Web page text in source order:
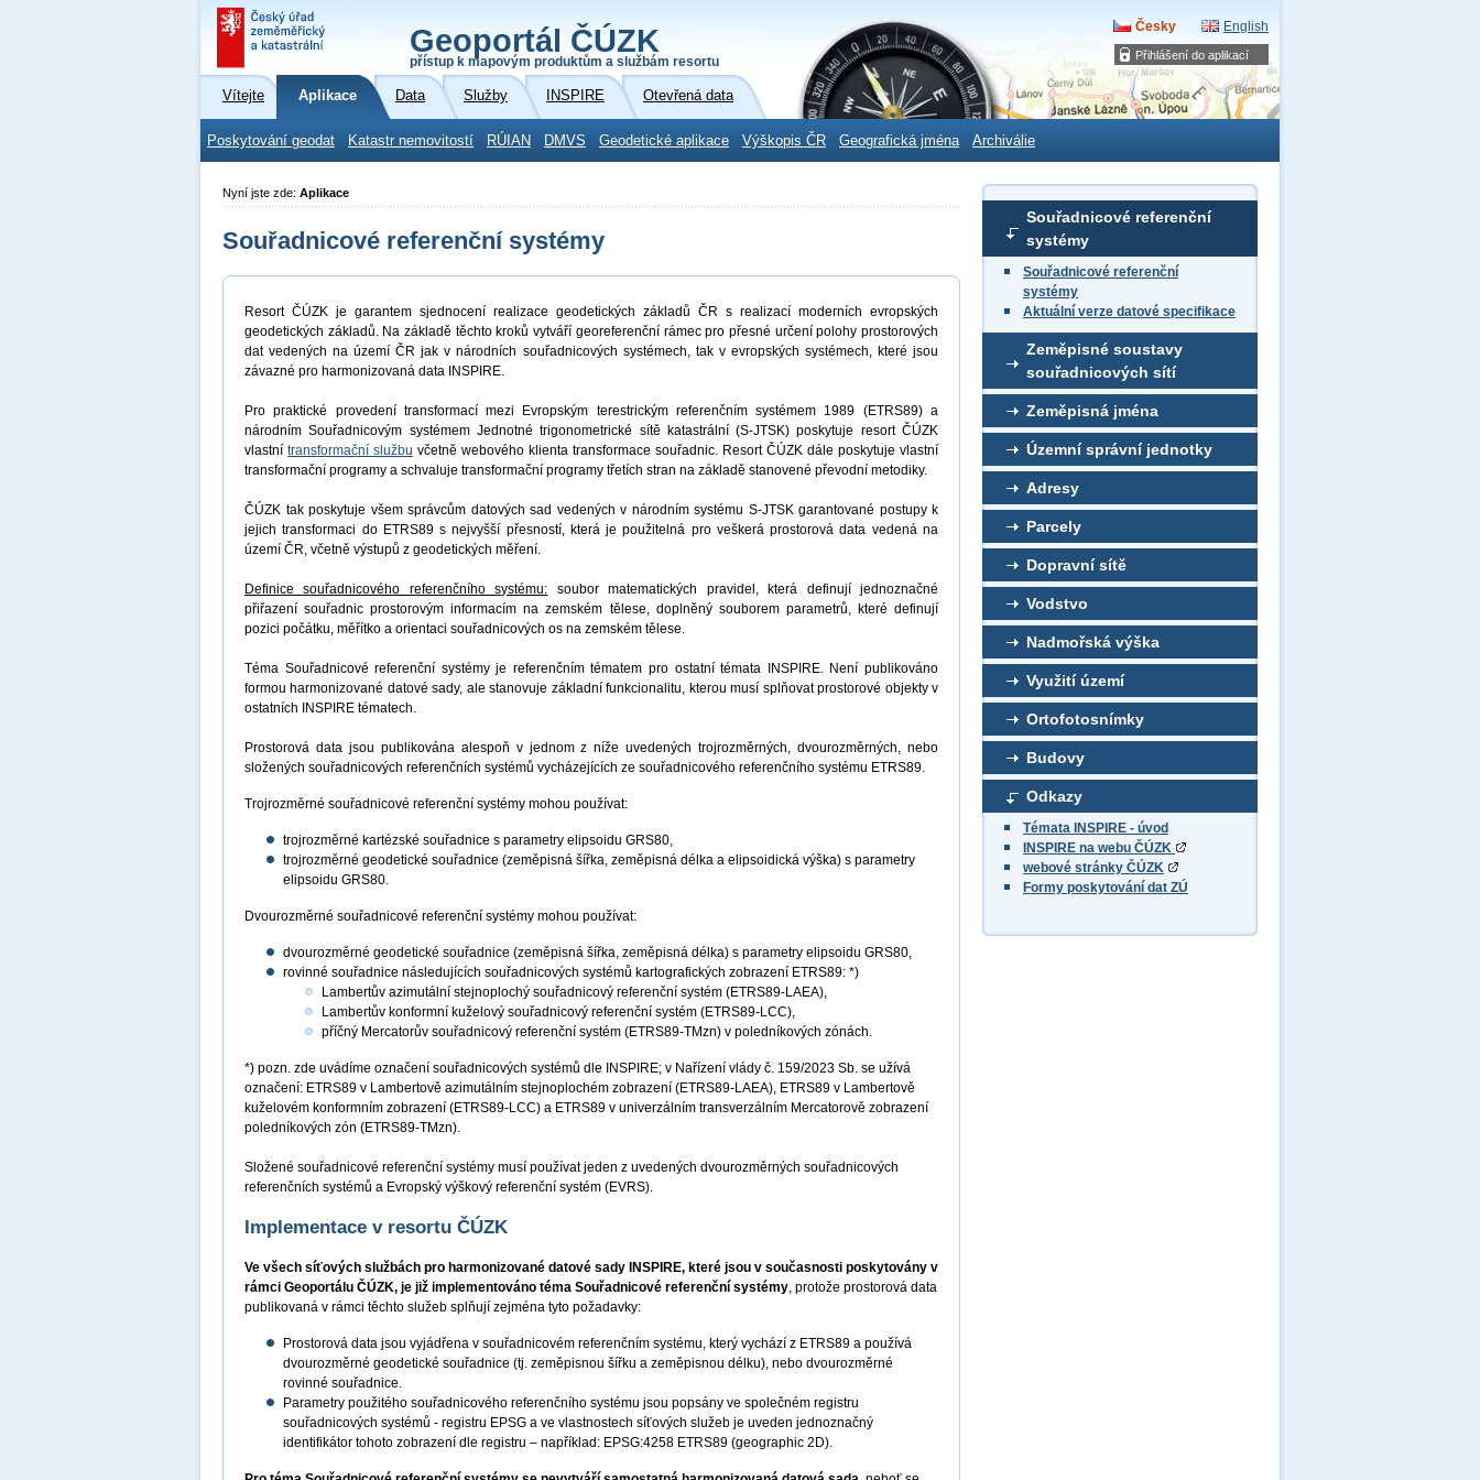
Přihlášení do aplikací
Geoportál ČÚZK
přístup k mapovým produktům a službám resortu
Česky English
Vítejte Aplikace Data Služby INSPIRE Otevřená data
Poskytování geodat Katastr nemovitostí RÚIAN DMVS Geodetické aplikace Výškopis ČR Geografická jména Archiválie
Souřadnicové referenční
systémy
Souřadnicové referenční
systémy
Aktuální verze datové specifikace
Zeměpisné soustavy
souřadnicových sítí
Zeměpisná jména
Územní správní jednotky
Adresy
Parcely
Dopravní sítě
Vodstvo
Nadmořská výška
Využití území
Ortofotosnímky
Budovy
Odkazy
Témata INSPIRE - úvod
INSPIRE na webu ČÚZK
webové stránky ČÚZK
Formy poskytování dat ZÚ
Nyní jste zde: Aplikace
Souřadnicové referenční systémy
Resort ČÚZK je garantem sjednocení realizace geodetických základů ČR s realizací moderních evropských
geodetických základů. Na základě těchto kroků vytváří georeferenční rámec pro přesné určení polohy prostorových
dat vedených na území ČR jak v národních souřadnicových systémech, tak v evropských systémech, které jsou
závazné pro harmonizovaná data INSPIRE.
Pro praktické provedení transformací mezi Evropským terestrickým referenčním systémem 1989 (ETRS89) a
národním Souřadnicovým systémem Jednotné trigonometrické sítě katastrální (S-JTSK) poskytuje resort ČÚZK
vlastní transformační službu včetně webového klienta transformace souřadnic. Resort ČÚZK dále poskytuje vlastní
transformační programy a schvaluje transformační programy třetích stran na základě stanovené převodní metodiky.
ČÚZK tak poskytuje všem správcům datových sad vedených v národním systému S-JTSK garantované postupy k
jejich transformaci do ETRS89 s nejvyšší přesností, která je použitelná pro veškerá prostorová data vedená na
území ČR, včetně výstupů z geodetických měření.
Definice souřadnicového referenčního systému: soubor matematických pravidel, která definují jednoznačné
přiřazení souřadnic prostorovým informacím na zemském tělese, doplněný souborem parametrů, které definují
pozici počátku, měřítko a orientaci souřadnicových os na zemském tělese.
Téma Souřadnicové referenční systémy je referenčním tématem pro ostatní témata INSPIRE. Není publikováno
formou harmonizované datové sady, ale stanovuje základní funkcionalitu, kterou musí splňovat prostorové objekty v
ostatních INSPIRE tématech.
Prostorová data jsou publikována alespoň v jednom z níže uvedených trojrozměrných, dvourozměrných, nebo
složených souřadnicových referenčních systémů vycházejících ze souřadnicového referenčního systému ETRS89.
Trojrozměrné souřadnicové referenční systémy mohou používat:
trojrozměrné kartézské souřadnice s parametry elipsoidu GRS80,
trojrozměrné geodetické souřadnice (zeměpisná šířka, zeměpisná délka a elipsoidická výška) s parametry
elipsoidu GRS80.
Dvourozměrné souřadnicové referenční systémy mohou používat:
dvourozměrné geodetické souřadnice (zeměpisná šířka, zeměpisná délka) s parametry elipsoidu GRS80,
rovinné souřadnice následujících souřadnicových systémů kartografických zobrazení ETRS89: *)
Lambertův azimutální stejnoplochý souřadnicový referenční systém (ETRS89-LAEA),
Lambertův konformní kuželový souřadnicový referenční systém (ETRS89-LCC),
příčný Mercatorův souřadnicový referenční systém (ETRS89-TMzn) v poledníkových zónách.
*) pozn. zde uvádíme označení souřadnicových systémů dle INSPIRE; v Nařízení vlády č. 159/2023 Sb. se užívá
označení: ETRS89 v Lambertově azimutálním stejnoplochém zobrazení (ETRS89-LAEA), ETRS89 v Lambertově
kuželovém konformním zobrazení (ETRS89-LCC) a ETRS89 v univerzálním transverzálním Mercatorově zobrazení
poledníkových zón (ETRS89-TMzn).
Složené souřadnicové referenční systémy musí používat jeden z uvedených dvourozměrných souřadnicových
referenčních systémů a Evropský výškový referenční systém (EVRS).
Implementace v resortu ČÚZK
Ve všech síťových službách pro harmonizované datové sady INSPIRE, které jsou v současnosti poskytovány v
rámci Geoportálu ČÚZK, je již implementováno téma Souřadnicové referenční systémy, protože prostorová data
publikovaná v rámci těchto služeb splňují zejména tyto požadavky:
Prostorová data jsou vyjádřena v souřadnicovém referenčním systému, který vychází z ETRS89 a používá
dvourozměrné geodetické souřadnice (tj. zeměpisnou šířku a zeměpisnou délku), nebo dvourozměrné
rovinné souřadnice.
Parametry použitého souřadnicového referenčního systému jsou popsány ve společném registru
souřadnicových systémů - registru EPSG a ve vlastnostech síťových služeb je uveden jednoznačný
identifikátor tohoto zobrazení dle registru – například: EPSG:4258 ETRS89 (geographic 2D).